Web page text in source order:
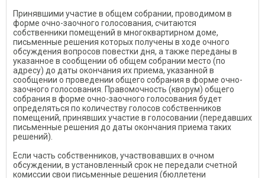
Принявшими участие в общем собрании, проводимом в
форме очно-заочного голосования, считаются
собственники помещений в многоквартирном доме,
письменные решения которых получены в ходе очного
обсуждения вопросов повестки дня, а также переданы в
указанное в сообщении об общем собрании место (по
адресу) до даты окончания их приема, указанной в
сообщении о проведении общего собрания в форме очно-
заочного голосования. Правомочность (кворум) общего
собрания в форме очно-заочного голосования будет
определяться по количеству голосов собственников
помещений, принявших участие в голосовании (передавших
письменные решения до даты окончания приема таких
решений).
Если часть собственников, участвовавших в очном
обсуждении, в установленный срок не передали счетной
комиссии свои письменные решения (бюллетени